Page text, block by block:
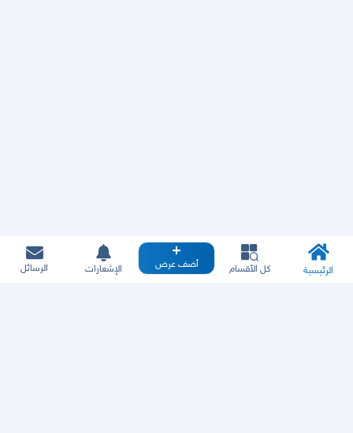
الرئيسية كل الأقسام أضف عرض الإشعارات الرسائل